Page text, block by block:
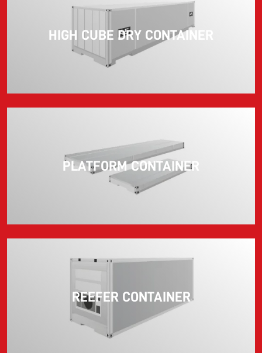
HIGH CUBE DRY CONTAINER
PLATFORM CONTAINER
REEFER CONTAINER